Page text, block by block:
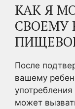
КАК Я
СВОЕМУ
После
вашему
может